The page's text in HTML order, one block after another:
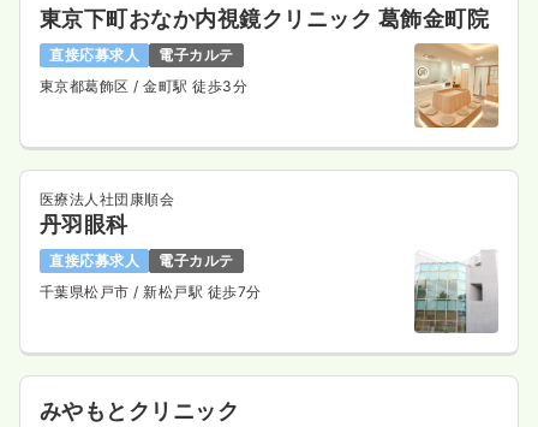
東京下町おなか内視鏡クリニック 葛飾金町院
直接応募求人
電子カルテ
東京都葛飾区/ 金町駅 徒歩3分
医療法人社団康順会
丹羽眼科
直接応募求人
電子カルテ
千葉県松戸市/ 新松戸駅 徒歩7分
みやもとクリニック